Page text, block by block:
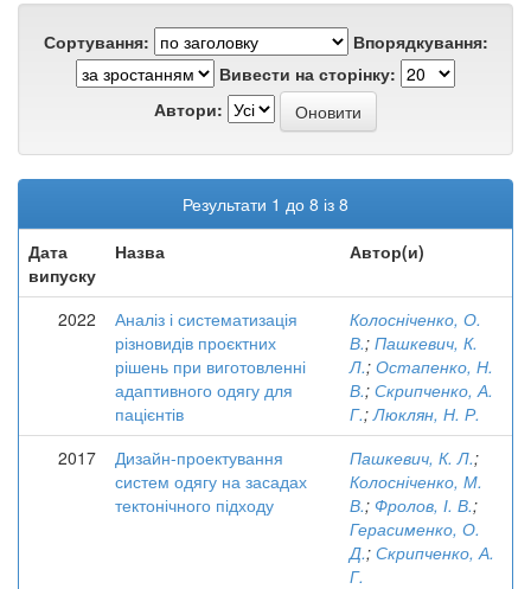
Сортування:
Впорядкування:
Вивести на сторінку:
Автори:
Результати 1 до 8 із 8
Дата
випуску
Назва Автор(и)
2022
Аналіз і систематизація
різновидів проєктних
рішень при виготовленні
адаптивного одягу для
пацієнтів
Колосніченко, О.
В.; Пашкевич, К.
Л.; Остапенко, Н.
В.; Скрипченко, А.
Г.;Люклян, Н. Р.
2017
Дизайн-проектування
систем одягу на засадах
тектонічного підходу
Пашкевич, К. Л.;
Колосніченко, М.
В.; Фролов, І. В.;
Герасименко, О.
Д.; Скрипченко, А.
Г.